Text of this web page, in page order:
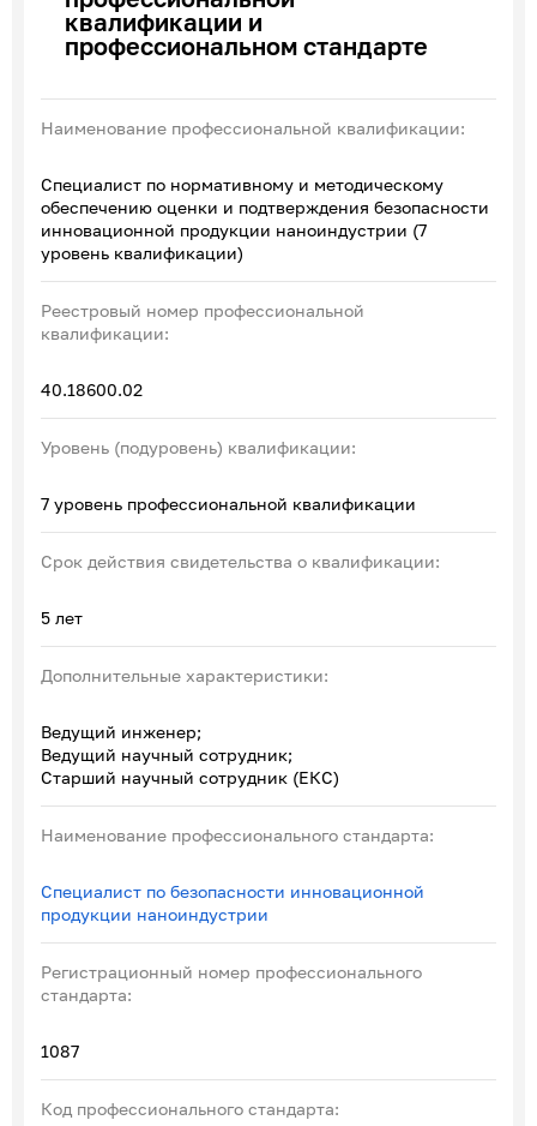
Эксперты по ПОА
Соглашения с отраслевыми СПК
квалификации и
профессиональном стандарте
Наименование профессиональной квалификации:
Специалист по нормативному и методическому
обеспечению оценки и подтверждения безопасности
инновационной продукции наноиндустрии (7
уровень квалификации)
Реестровый номер профессиональной
квалификации:
40.18600.02
Уровень (подуровень) квалификации:
7 уровень профессиональной квалификации
Срок действия свидетельства о квалификации:
5 лет
Дополнительные характеристики:
Ведущий инженер;
Ведущий научный сотрудник;
Старший научный сотрудник (ЕКС)
Наименование профессионального стандарта:
Специалист по безопасности инновационной
продукции наноиндустрии
Регистрационный номер профессионального
стандарта:
1087
Код профессионального стандарта: